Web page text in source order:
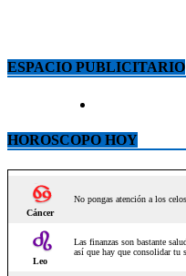
ESPACIO PUBLICITARIO
HOROSCOPO HOY